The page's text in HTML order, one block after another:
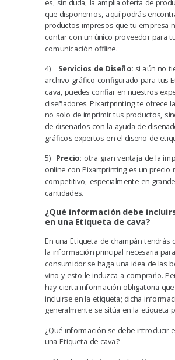
es, sin duda, la amplia oferta de
que disponemos, aquí podrás
productos impresos que tu empresa
contar con un único proveedor para
comunicación offline.
4) Servicios de Diseño: si aún no
archivo gráfico configurado para tus
cava, puedes confiar en nuestros
diseñadores. Pixartprinting te ofrece
no solo de imprimir tus productos,
de diseñarlos con la ayuda de
gráficos expertos en el diseño de
5) Precio: otra gran ventaja de la
online con Pixartprinting es un precio
competitivo, especialmente en
cantidades.
¿Qué información debe
en una Etiqueta de cava?
En una Etiqueta de champán tendrás
la información principal necesaria
consumidor se haga una idea de las
vino y esto le induzca a comprarlo.
hay ciertainformación obligatoria
incluirse en la etiqueta; dicha
generalmente se sitúa en la etiqueta
¿Qué información se debe introducir
una Etiqueta de cava?